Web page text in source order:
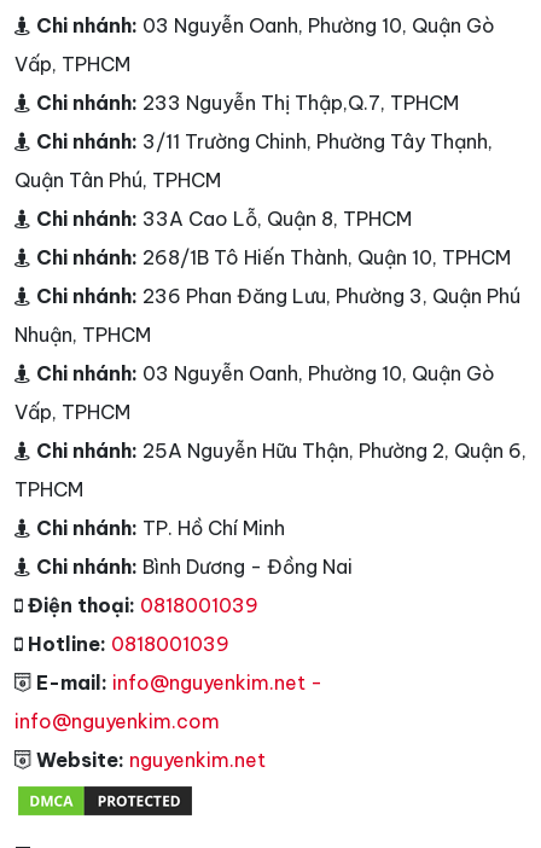
Chi nhánh: 03 Nguyễn Oanh, Phường 10, Quận Gò
Vấp, TPHCM
Chi nhánh: 233 Nguyễn Thị Thập,Q.7, TPHCM
Chi nhánh: 3/11 Trường Chinh, Phường Tây Thạnh,
Quận Tân Phú, TPHCM
Chi nhánh: 33A Cao Lỗ, Quận 8, TPHCM
Chi nhánh: 268/1B Tô Hiến Thành, Quận 10, TPHCM
Chi nhánh: 236 Phan Đăng Lưu, Phường 3, Quận Phú
Nhuận, TPHCM
Chi nhánh: 03 Nguyễn Oanh, Phường 10, Quận Gò
Vấp, TPHCM
Chi nhánh: 25A Nguyễn Hữu Thận, Phường 2, Quận 6,
TPHCM
Chi nhánh: TP. Hồ Chí Minh
Chi nhánh: Bình Dương - Đồng Nai
Điện thoại: 0818001039
Hotline: 0818001039
E-mail: info@nguyenkim.net -
info@nguyenkim.com
Website: nguyenkim.net